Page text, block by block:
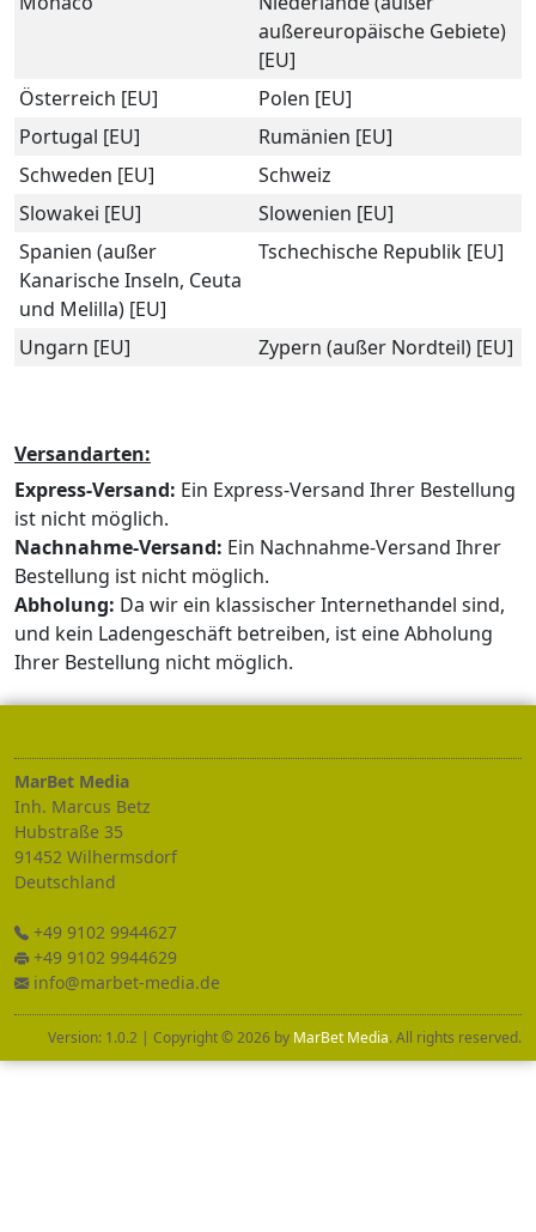
außereuropäische Gebiete)
[EU]
Österreich [EU]
Polen [EU]
Portugal [EU]
Rumänien [EU]
Schweden [EU]
Schweiz
Slowakei [EU]
Slowenien [EU]
Spanien (außer
Kanarische Inseln, Ceuta
und Melilla) [EU]
Tschechische Republik [EU]
Ungarn [EU] Zypern (außer Nordteil) [EU]
Versandarten:
Express-Versand: Ein Express-Versand Ihrer Bestellung
ist nicht möglich.
Nachnahme-Versand: Ein Nachnahme-Versand Ihrer
Bestellung ist nicht möglich.
Abholung: Da wir ein klassischer Internethandel sind,
und kein Ladengeschäft betreiben, ist eine Abholung
Ihrer Bestellung nicht möglich.
aid
e
M
teB
raM
zte
B
su
craM
.hnI
53
eßa
rtsb
u
H
fro
d
sm
rehl
iW
254
19
d
nal
hc
stueD
726
44
99
2
019
94+
92
64
4
9
9 2
0
1
9 94
+
ed.ai
dem
-
tebr
a
m@
of
n
i
Version: 1.0.2 | Copyright © 2026 by MarBet Media. All rights reserved.